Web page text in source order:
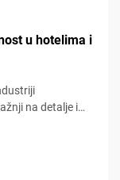
u hotelima i
na detalje i
ulogu u